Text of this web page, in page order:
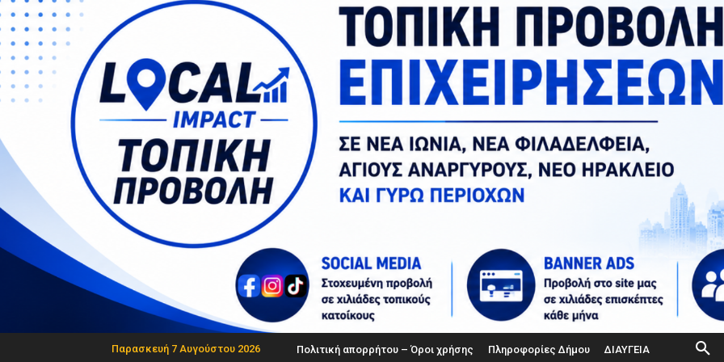
Παρασκευή 7 Αυγούστου 2026 Πολιτική απορρήτου – Όροι χρήσης Πληροφορίες Δήμου ΔΙΑΥΓΕΙΑ